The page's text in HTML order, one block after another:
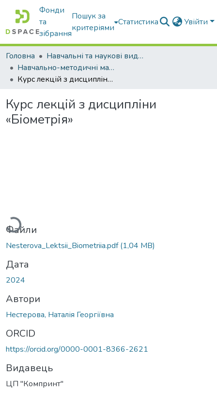
Фонди
та
зібрання
Пошук за
критеріями
Статистика Увійти
Головна
Навчальні та наукові видання
Навчально-методичні матеріали
Курс лекцій з дисципліни «Біометрія»
Курс лекцій з дисципліни
«Біометрія»
Файли
Nesterova_Lektsii_Biometriia.pdf(1,04 MB)
Дата
2024
Автори
Нестерова, Наталія Георгіївна
ORCID
https://orcid.org/0000-0001-8366-2621
Видавець
ЦП "Компринт"